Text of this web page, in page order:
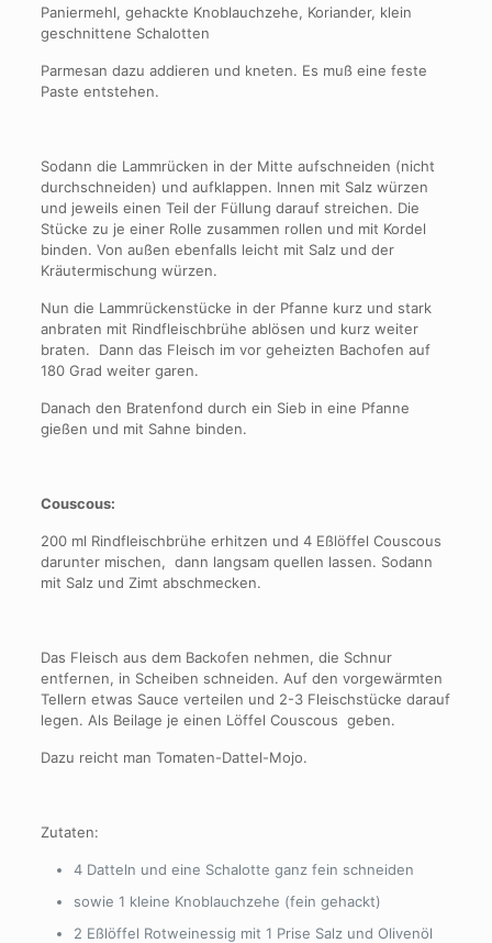
Paniermehl, gehackte Knoblauchzehe, Koriander, klein
geschnittene Schalotten
Parmesan dazu addieren und kneten. Es muß eine feste
Paste entstehen.
Sodann die Lammrücken in der Mitte aufschneiden (nicht
durchschneiden) und aufklappen. Innen mit Salz würzen
und jeweils einen Teil der Füllung darauf streichen. Die
Stücke zu je einer Rolle zusammen rollen und mit Kordel
binden. Von außen ebenfalls leicht mit Salz und der
Kräutermischung würzen.
Nun die Lammrückenstücke in der Pfanne kurz und stark
anbraten mit Rindfleischbrühe ablösen und kurz weiter
braten. Dann das Fleisch im vor geheizten Bachofen auf
180 Grad weiter garen.
Danach den Bratenfond durch ein Sieb in eine Pfanne
gießen und mit Sahne binden.
Couscous:
200 ml Rindfleischbrühe erhitzen und 4 Eßlöffel Couscous
darunter mischen, dann langsam quellen lassen. Sodann
mit Salz und Zimt abschmecken.
Das Fleisch aus dem Backofen nehmen, die Schnur
entfernen, in Scheiben schneiden. Auf den vorgewärmten
Tellern etwas Sauce verteilen und 2-3 Fleischstücke darauf
legen. Als Beilage je einen Löffel Couscous geben.
Dazu reicht man Tomaten-Dattel-Mojo.
Zutaten:
4 Datteln und eine Schalotte ganz fein schneiden
sowie 1 kleine Knoblauchzehe (fein gehackt)
2 Eßlöffel Rotweinessig mit 1 Prise Salz und Olivenöl